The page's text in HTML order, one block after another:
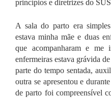
princípios e diretrizes do
A sala do parto era
estava minha mãe e duas
que acompanharam e me
enfermeiras estava grávida
parte do tempo sentada,
outra se apresentou e
de parto foi compreensível